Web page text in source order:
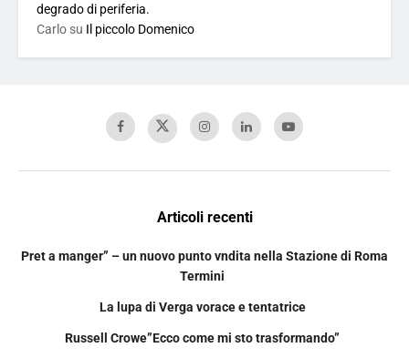
degrado di periferia.
Carlo su Il piccolo Domenico
Articoli recenti
Pret a manger” – un nuovo punto vndita nella Stazione di Roma
Termini
La lupa di Verga vorace e tentatrice
Russell Crowe”Ecco come mi sto trasformando”